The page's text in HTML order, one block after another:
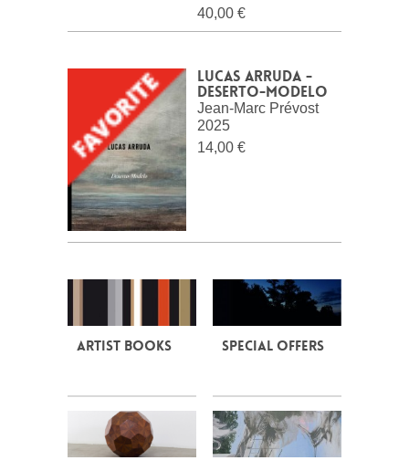
40,00 €
Lucas Arruda -
Deserto-Modelo
Jean-Marc Prévost
2025
14,00 €
Artist books Special offers